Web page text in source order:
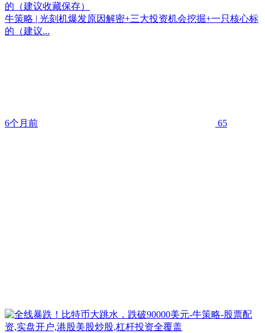
的（建议收藏保存）
牛策略 | 光刻机爆发原因解密+三大投资机会挖掘+一只核心标
的（建议...
6个月前 65